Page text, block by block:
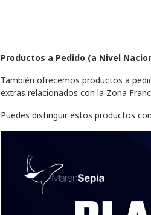
Productos a Pedido (a Nivel
También ofrecemos productos a
extras relacionados con la Zona
Puedes distinguir estos productos